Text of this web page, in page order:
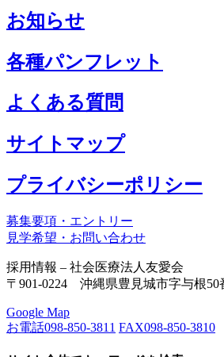
お知らせ
各種パンフレット
よくある質問
サイトマップ
プライバシーポリシー
募集要項・エントリー
見学希望・お問い合わせ
採用情報 – 社会医療法人友愛会
〒901-0224 沖縄県豊見城市字与根50
Google Map
お電話098-850-3811 FAX098-850-3810